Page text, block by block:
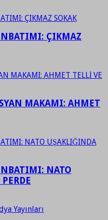
ÇIKMAZ
MAKAMI: AHMET
NATO
Yayınları